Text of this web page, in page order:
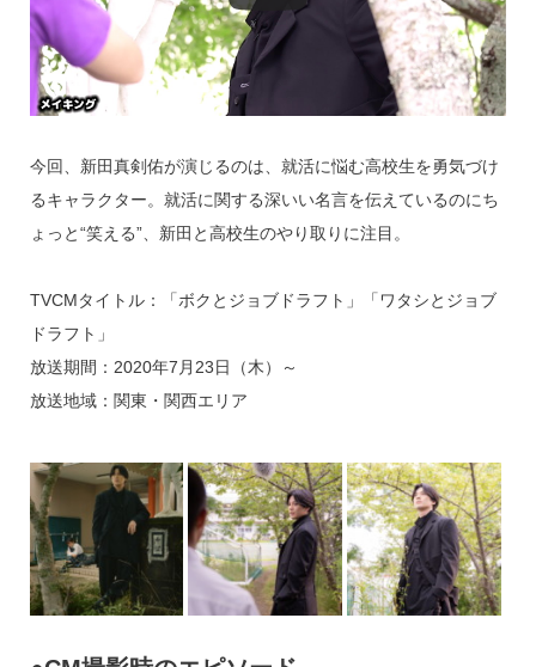
今回、新田真剣佑が演じるのは、就活に悩む高校生を勇気づけ
るキャラクター。就活に関する深いい名言を伝えているのにち
ょっと“笑える”、新田と高校生のやり取りに注目。
TVCMタイトル：「ボクとジョブドラフト」「ワタシとジョブ
ドラフト」
放送期間：2020年7月23日（木）～
放送地域：関東・関西エリア